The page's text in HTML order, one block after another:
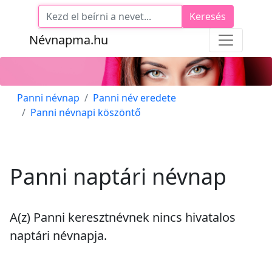
Névnapma.hu
Keresés
Panni névnap
Panni név eredete
Panni névnapi köszöntő
Panni naptári névnap
A(z) Panni keresztnévnek nincs hivatalos
naptári névnapja.